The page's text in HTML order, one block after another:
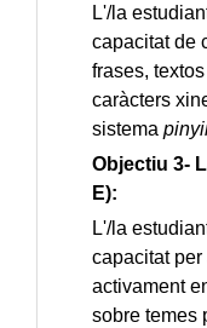
L'/la
capacitat de
frases,
caràcters
sistema
Objectiu 3-
E):
L'/la
capacitat
activament
sobre temes